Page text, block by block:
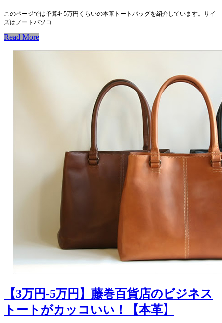
このページでは予算4~5万円くらいの本革トートバッグを紹介しています。サイ
ズはノートパソコ…
Read More
【3万円-5万円】藤巻百貨店のビジネス
トートがカッコいい！【本革】